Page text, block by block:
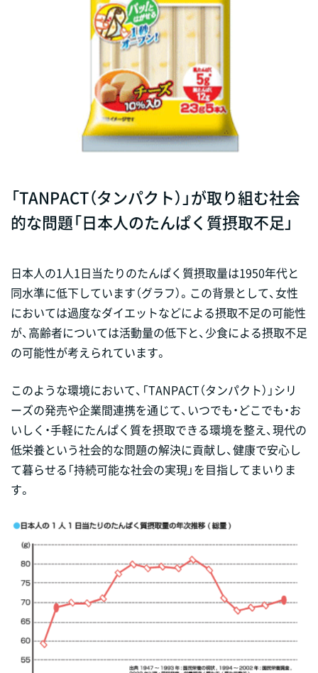
「TANPACT（タンパクト）」が取り組む社会
的な問題「日本人のたんぱく質摂取不足」
日本人の1人1日当たりのたんぱく質摂取量は1950年代と
同水準に低下しています（グラフ）。この背景として、女性
においては過度なダイエットなどによる摂取不足の可能性
が、高齢者については活動量の低下と、少食による摂取不足
の可能性が考えられています。
このような環境において、「TANPACT（タンパクト）」シリ
ーズの発売や企業間連携を通じて、いつでも・どこでも・お
いしく・手軽にたんぱく質を摂取できる環境を整え、現代の
低栄養という社会的な問題の解決に貢献し、健康で安心し
て暮らせる「持続可能な社会の実現」を目指してまいりま
す。